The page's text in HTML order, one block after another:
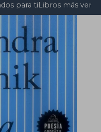
para tiLibros más